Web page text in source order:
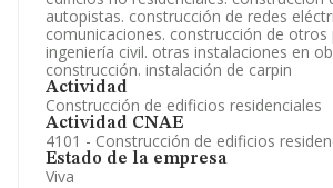
autopistas. construcción de redes
comunicaciones. construcción de otros
ingeniería civil. otras instalaciones en
construcción. instalación de carpin
Actividad
Construcción de edificios residenciales
Actividad CNAE
4101 - Construcción de edificios
Estado de la empresa
Viva